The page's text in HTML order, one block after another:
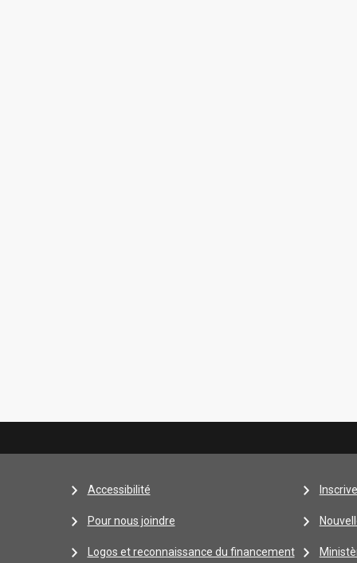
Accessibilité
Pour nous joindre
Logos et reconnaissance du financement